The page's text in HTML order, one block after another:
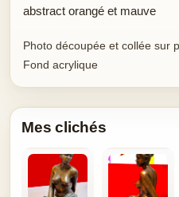
abstract orangé et mauve
Photo découpée et collée sur
Fond acrylique
Mes clichés